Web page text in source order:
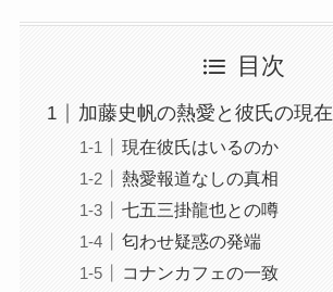
目次
加藤史帆の熱愛と彼氏の現在
現在彼氏はいるのか
熱愛報道なしの真相
七五三掛龍也との噂
匂わせ疑惑の発端
コナンカフェの一致